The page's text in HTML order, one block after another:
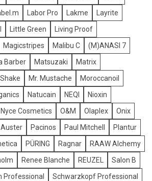
Labor Pro Lakme
Layrite
Little Green
Living Proof
Magicstripes Malibu C
(M)ANASI 7
Barber Matsuzaki
Matrix
Mr. Mustache
Moroccanoil
Natucain NEQI
Nioxin
Nyce Cosmetics O&M Olaplex
Onix
Auster Pacinos Paul Mitchell
Plantur
PÜRING Ragnar
RAAW Alchemy
Renee Blanche REUZEL
Salon B
Professional
Schwarzkopf Professional